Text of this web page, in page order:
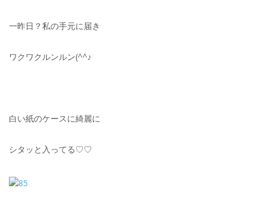
一昨日？私の手元に届き
ワクワクルンルン(^^♪
白い紙のケースに綺麗に
シタッと入ってる♡♡